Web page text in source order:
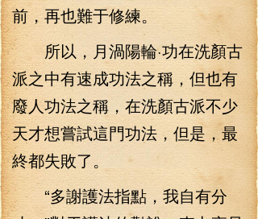
前，再也難于修練。
所以，月渦陽輪·功在洗顏古
派之中有速成功法之稱，但也有
廢人功法之稱，在洗顏古派不少
天才想嘗試這門功法，但是，最
終都失敗了。
“多謝護法指點，我自有分